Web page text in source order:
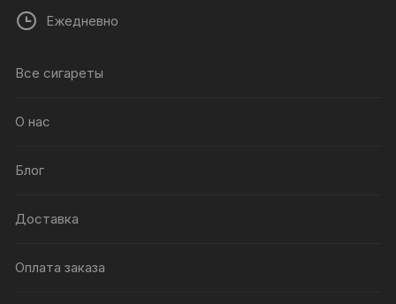
Ежедневно
Все сигареты
О нас
Блог
Доставка
Оплата заказа